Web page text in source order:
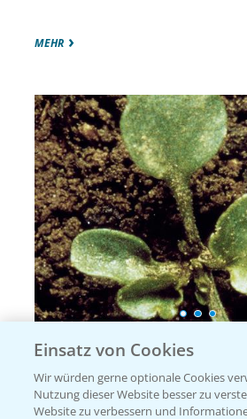
MEHR
Stiefmütterchen,
Viola tricolor - Violaceae =
Einsatz von Cookies
Wir würden gerne optionale Cookies
Nutzung dieser Website besser zu
Website zu verbessern und